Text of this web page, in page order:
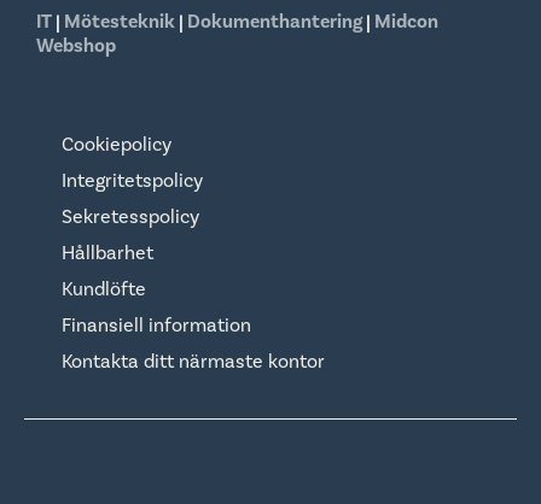
IT | Mötesteknik | Dokumenthantering| Midcon
Webshop
Cookiepolicy
Integritetspolicy
Sekretesspolicy
Hållbarhet
Kundlöfte
Finansiell information
Kontakta ditt närmaste kontor